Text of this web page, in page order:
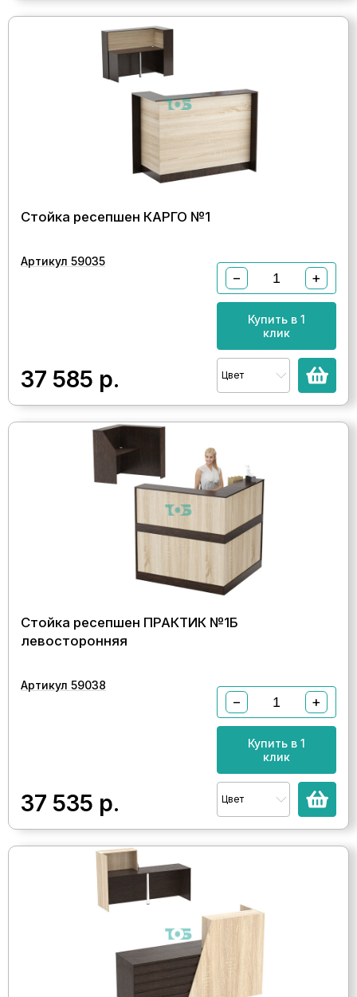
Стойка ресепшен КАРГО №1
Артикул 59035
37 585 р.
− +
Купить в 1
клик
Цвет
Стойка ресепшен ПРАКТИК №1Б
левосторонняя
Артикул 59038
37 535 р.
− +
Купить в 1
клик
Цвет